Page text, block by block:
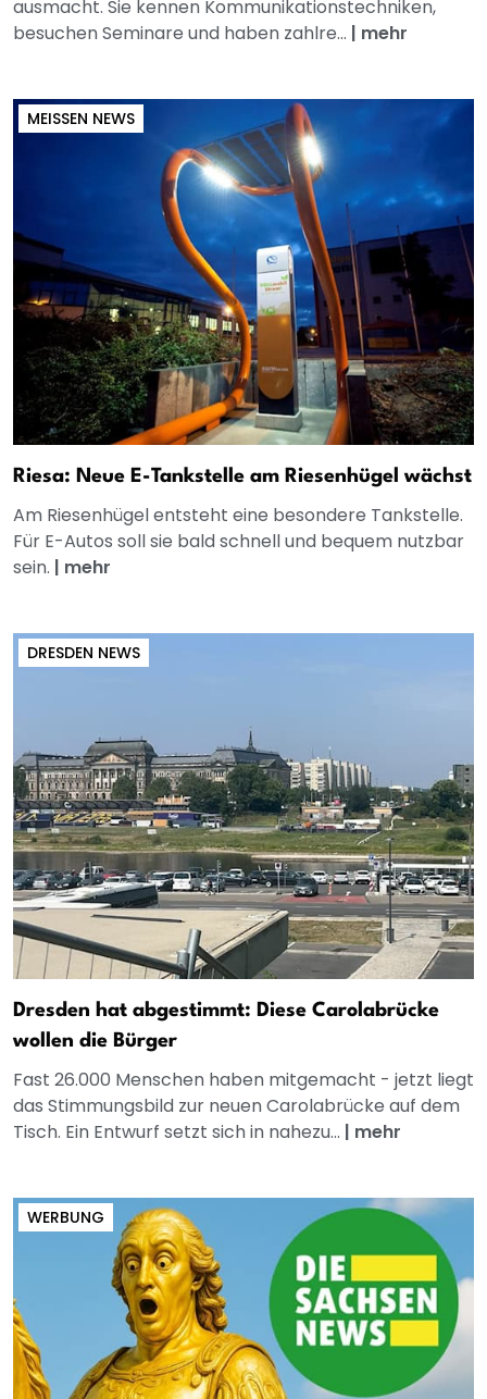
ausmacht. Sie kennen Kommunikationstechniken,
besuchen Seminare und haben zahlre... | mehr
MEISSEN NEWS
Riesa: Neue E-Tankstelle am Riesenhügel wächst
Am Riesenhügel entsteht eine besondere Tankstelle.
Für E-Autos soll sie bald schnell und bequem nutzbar
sein. | mehr
DRESDEN NEWS
Dresden hat abgestimmt: Diese Carolabrücke
wollen die Bürger
Fast 26.000 Menschen haben mitgemacht - jetzt liegt
das Stimmungsbild zur neuen Carolabrücke auf dem
Tisch. Ein Entwurf setzt sich in nahezu... | mehr
WERBUNG